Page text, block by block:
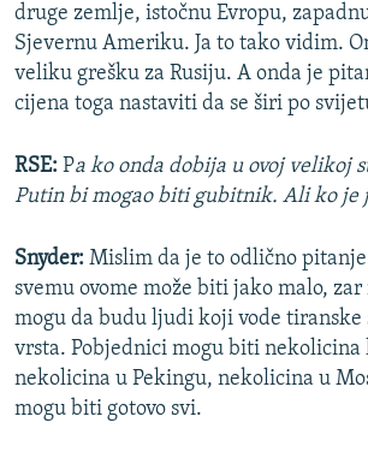
druge zemlje, istočnu Evropu,
Sjevernu Ameriku. Ja to tako vidim.
veliku grešku za Rusiju. A onda je
cijena toga nastaviti da se širi po
RSE: Pa ko onda dobija u ovoj velikoj
Putin bi mogao biti gubitnik. Ali ko je
Snyder: Mislim da je to odlično
svemu ovome može biti jako malo, zar
mogu da budu ljudi koji vode
vrsta. Pobjednici mogu biti nekolicina
nekolicina u Pekingu, nekolicina u
mogu biti gotovo svi.